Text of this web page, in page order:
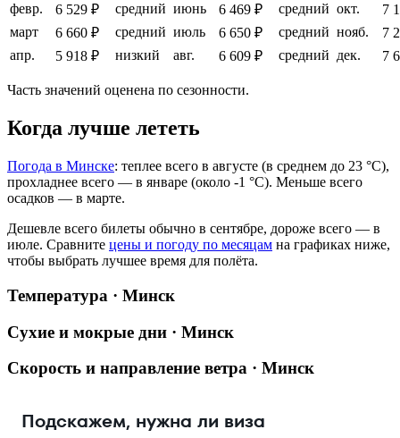
февр.
6 529 ₽ средний июнь 6 469 ₽ средний окт.
7
март
6 660 ₽ средний июль 6 650 ₽ средний нояб.
7
апр.
5 918 ₽ низкий авг. 6 609 ₽ средний дек. 7
Часть значений оценена по сезонности.
Когда лучше лететь
Погода в Минске: теплее всего в августе (в среднем до 23 °C),
прохладнее всего — в январе (около -1 °C). Меньше всего
осадков — в марте.
Дешевле всего билеты обычно в сентябре, дороже всего — в
июле. Сравните цены и погоду по месяцам на графиках ниже,
чтобы выбрать лучшее время для полёта.
Температура · Минск
Сухие и мокрые дни · Минск
Скорость и направление ветра · Минск
Подскажем, нужна ли виза